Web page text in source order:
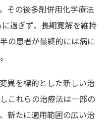
その後多剤併用化学療法
過ぎず、長期寛解を維持
の患者が最終的には病に
異を標的とした新しい治
これらの治療法は一部の
新たに適用範囲の広い治